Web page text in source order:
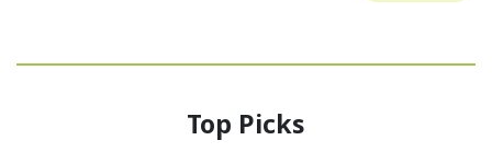
Top Picks